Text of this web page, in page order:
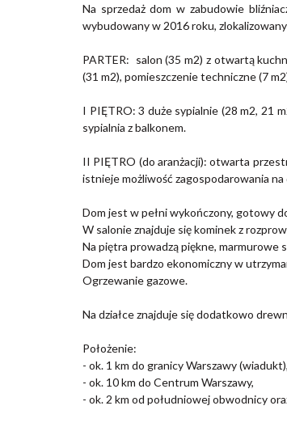
Na sprzedaż dom w zabudowie
wybudowany w 2016 roku,
PARTER: salon (35 m2) z otwartą
(31 m2), pomieszczenie techniczne (7
I PIĘTRO: 3 duże sypialnie (28 m2, 21
sypialnia z balkonem.
II PIĘTRO (do aranżacji): otwarta
istnieje możliwość zagospodarowania
Dom jest w pełni wykończony, gotowy
W salonie znajduje się kominek z
Na piętra prowadzą piękne, marmurowe
Dom jest bardzo ekonomiczny w
Ogrzewanie gazowe.
Na działce znajduje się dodatkowo
Położenie:
- ok. 1 km do granicy Warszawy (wiadukt),
- ok. 10 km do Centrum Warszawy,
- ok. 2 km od południowej obwodnicy